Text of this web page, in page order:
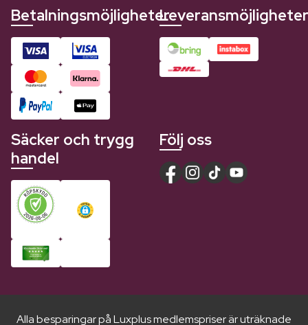
BetalningsmöjligheterLeveransmöjligheter
Säcker och trygg
handel
Följ oss
Alla besparingar på Luxplus medlemspriser är uträknade